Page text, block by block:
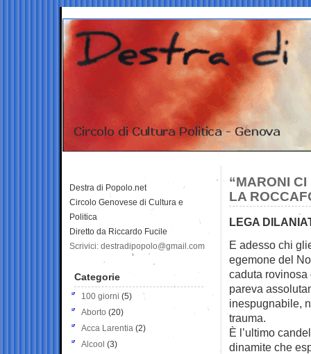
“MARONI
LA
LEGA
E adesso chi
egemone del
caduta rovinosa
pareva
inespugnabile,
trauma.
È l’ultimo
dinamite che
Destra di Popolo.net
Circolo Genovese di Cultura e
Politica
Diretto da Riccardo Fucile
Scrivici: destradipopolo@gmail.com
Categorie
100 giorni (5)
Aborto (20)
Acca Larentia (2)
Alcool (3)